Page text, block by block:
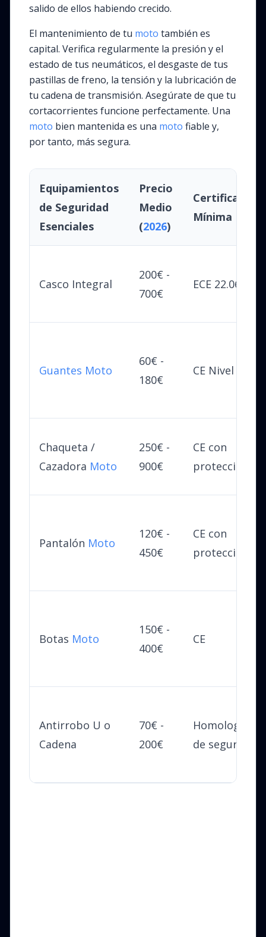
salido de ellos habiendo crecido.
El mantenimiento de tu moto también es
capital. Verifica regularmente la presión y el
estado de tus neumáticos, el desgaste de tus
pastillas de freno, la tensión y la lubricación de
tu cadena de transmisión. Asegúrate de que tu
cortacorrientes funcione perfectamente. Una
moto bien mantenida es una moto fiable y,
por tanto, más segura.
Equipamientos
de Seguridad
Esenciales
Precio
Medio
(2026)
Certificación
Mínima
Casco Integral
200€ -
700€
ECE 22.06
Guantes Moto
60€ -
180€
CE Nivel 1 o 2
Chaqueta /
Cazadora Moto
250€ -
900€
CE con
protecciones
Pantalón Moto
120€ -
450€
CE con
protecciones
Botas Moto
150€ -
400€
CE
Antirrobo U o
Cadena
70€ -
200€
de seguridad